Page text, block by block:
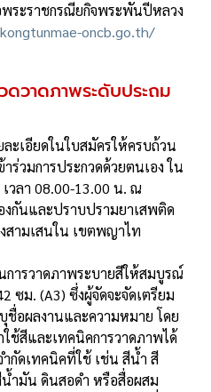
ระราชกรณียกิจพระพันปีหลวง
oncb.go.th/
ดวาดภาพระดับประถม
ละเอียดในใบสมัครให้ครบถ้วน
ร่วมการประกวดด้วยตนเอง ใน
วลา 08.00-13.00 น. ณ
กันและปราบปรามยาเสพติด
ามเสนใน เขตพญาไท
การวาดภาพระบายสีให้สมบูรณ์
ซม. (A3) ซึ่งผู้จัดจะจัดเตรียม
ชื่อผลงานและความหมาย โดย
ใช้สีและเทคนิคการวาดภาพได้
กัดเทคนิคที่ใช้ เช่น สีน้ำ สี
ำมัน ดินสอดำ หรือสื่อผสม